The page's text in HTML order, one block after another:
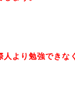
人より勉強できな